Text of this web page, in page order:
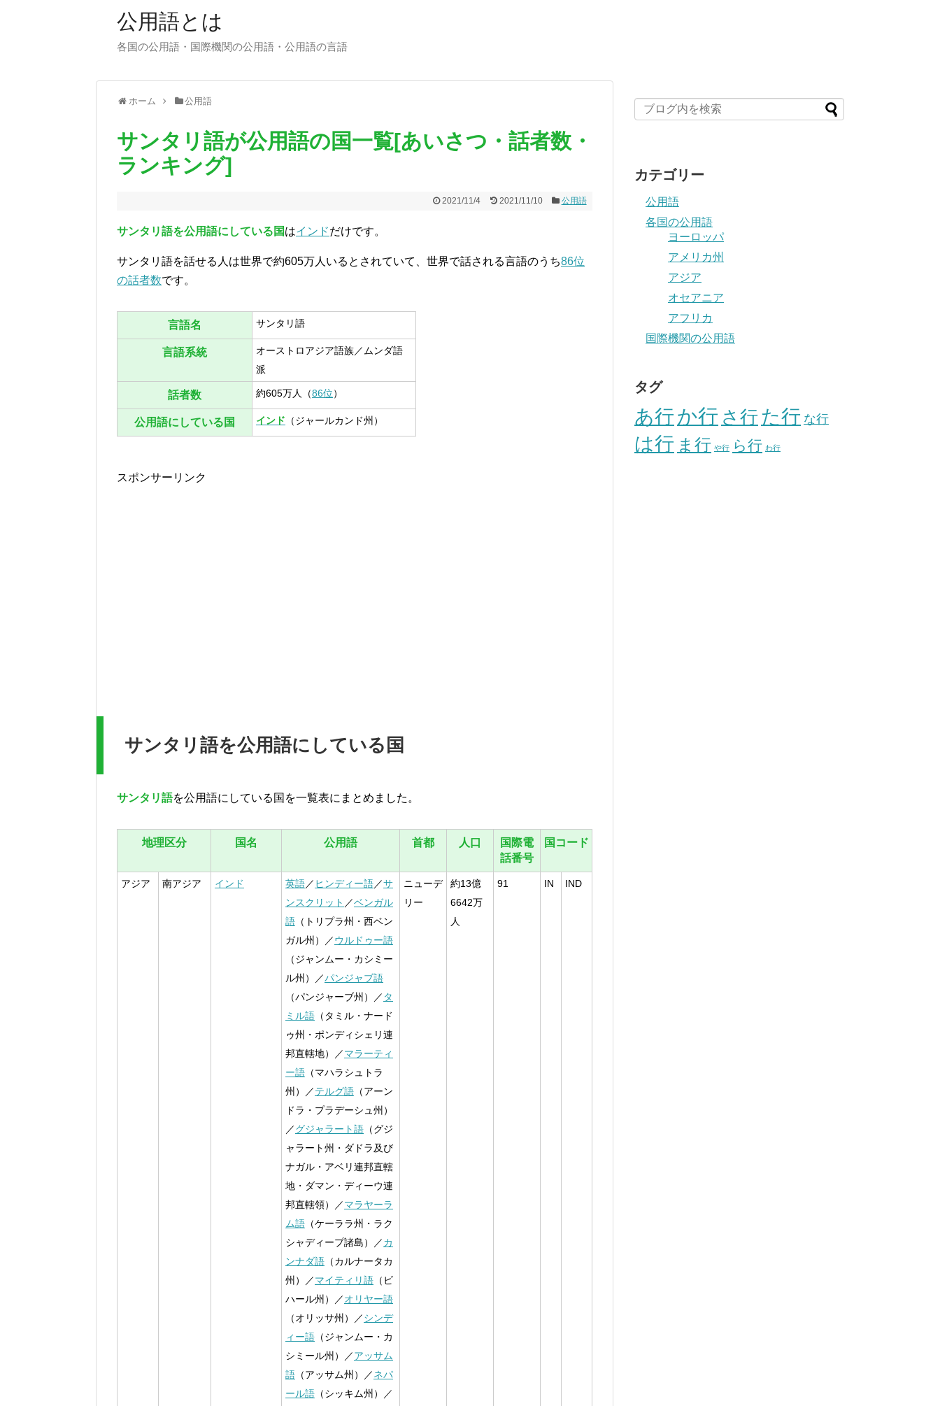
公用語とは
各国の公用語・国際機関の公用語・公用語の言語
ホーム 公用語
サンタリ語が公用語の国一覧[あいさつ・話者数・
ランキング]
2021/11/4 2021/11/10 公用語
サンタリ語を公用語にしている国はインドだけです。
サンタリ語を話せる人は世界で約605万人いるとされていて、世界で話される言語のうち86位
の話者数です。
言語名 サンタリ語
言語系統
オーストロアジア語族／ムンダ語
派
話者数 約605万人（86位）
公用語にしている国 インド （ジャールカンド州）
スポンサーリンク
サンタリ語を公用語にしている国
サンタリ語を公用語にしている国を一覧表にまとめました。
地理区分 国名 公用語 首都 人口
国際電
話番号
国コード
アジア 南アジア インド 英語／ ヒンディー語／サ
ンスクリット ／ベンガル
語 （トリプラ州・西ベン
ガル州）／ウルドゥー語
（ジャンムー・カシミー
ル州）／パンジャブ語
（パンジャーブ州）／ タ
ミル語 （タミル・ナード
ゥ州・ポンディシェリ連
邦直轄地）／マラーティ
ー語 （マハラシュトラ
州）／テルグ語 （アーン
ドラ・プラデーシュ州）
／グジャラート語 （グジ
ャラート州・ダドラ及び
ナガル・アベリ連邦直轄
地・ダマン・ディーウ連
邦直轄領）／マラヤーラ
ム語 （ケーララ州・ラク
シャディープ諸島）／カ
ンナダ語 （カルナータカ
州）／マイティリ語 （ビ
ハール州）／オリヤー語
（オリッサ州）／シンデ
ィー語 （ジャンムー・カ
シミール州）／アッサム
語 （アッサム州）／ネパ
ール語 （シッキム州）／
ニューデ
リー
約13億
6642万
人
91 IN IND
カテゴリー
公用語
各国の公用語
ヨーロッパ
アメリカ州
アジア
オセアニア
アフリカ
国際機関の公用語
タグ
あ行か行 さ行た行 な行
は行 ま行 や行 ら行 わ行